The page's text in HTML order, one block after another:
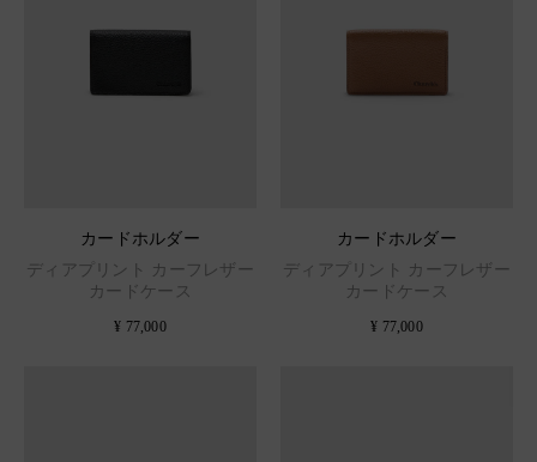
カードホルダー
ディアプリント カーフレザー
カードケース
¥ 77,000
カードホルダー
ディアプリント カーフレザー
カードケース
¥ 77,000